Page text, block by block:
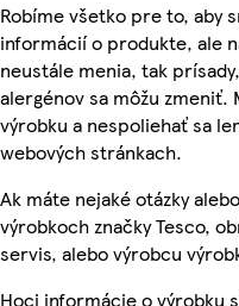
Robíme všetko pre to, aby
informácií o produkte, ale
neustále menia, tak
alergénov sa môžu
výrobku a nespoliehať sa
webových stránkach.
Ak máte nejaké otázky
výrobkoch značky Tesco,
servis, alebo výrobcu
Hoci informácie o výrobku